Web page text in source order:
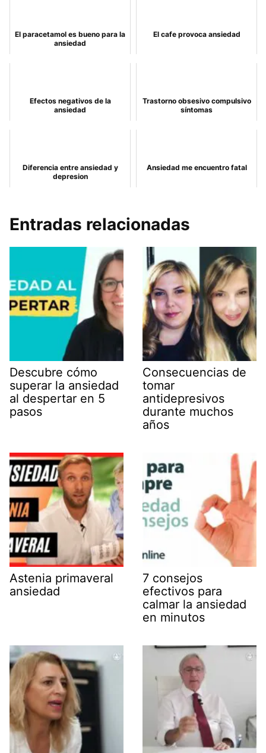
El paracetamol es bueno para la
ansiedad
El cafe provoca ansiedad
Efectos negativos de la
ansiedad
Trastorno obsesivo compulsivo
síntomas
Diferencia entre ansiedad y
depresion
Ansiedad me encuentro fatal
Entradas relacionadas
Descubre cómo
superar la ansiedad
al despertar en 5
pasos
Consecuencias de
tomar
antidepresivos
durante muchos
años
Astenia primaveral
ansiedad
7 consejos
efectivos para
calmar la ansiedad
en minutos